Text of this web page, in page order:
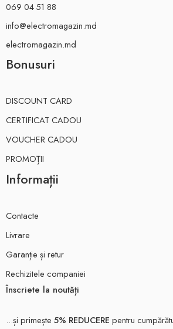
069 04 51 88
info@electromagazin.md
electromagazin.md
Bonusuri
DISCOUNT CARD
CERTIFICAT CADOU
VOUCHER CADOU
PROMOȚII
Informații
Contacte
Livrare
Garanție și retur
Rechizitele companiei
Înscriete la noutăți
...și primește 5% REDUCERE pentru